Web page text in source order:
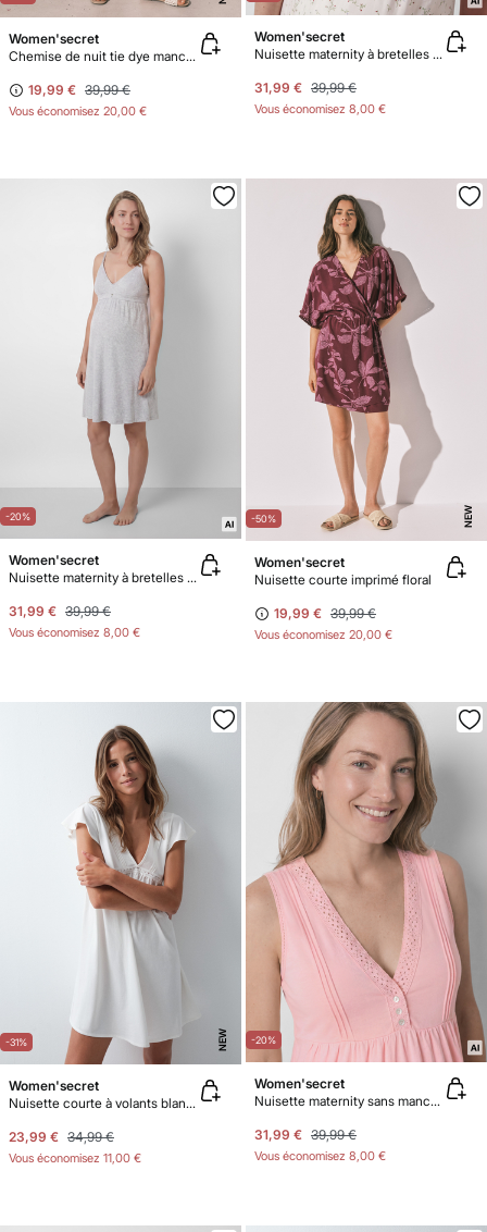
Women'secret
Chemise de nuit tie dye manches 3/4
19,99 € 39,99 €
Vous économisez 20,00 €
Women'secret
Nuisette maternity à bretelles à volants à fleurs
31,99 € 39,99 €
Vous économisez 8,00 €
-20%
Women'secret
Nuisette maternity à bretelles grise
31,99 € 39,99 €
Vous économisez 8,00 €
-50% NEW
Women'secret
Nuisette courte imprimé floral
19,99 € 39,99 €
Vous économisez 20,00 €
-31% NEW
Women'secret
Nuisette courte à volants blanche
23,99 € 34,99 €
Vous économisez 11,00 €
-20%
Women'secret
Nuisette maternity sans manches en coton rose
31,99 € 39,99 €
Vous économisez 8,00 €